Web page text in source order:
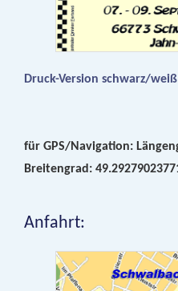
Druck-Version schwarz/weiß
für GPS/Navigation:
Breitengrad:
Anfahrt: